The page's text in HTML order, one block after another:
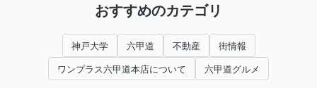
おすすめのカテゴリ
神戸大学 六甲道 不動産 街情報
ワンプラス六甲道本店について 六甲道グルメ